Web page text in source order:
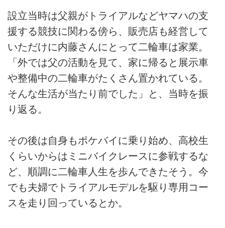
設立当時は父親がトライアルなどヤマハの支
援する競技に関わる傍ら、販売店も経営して
いただけに内藤さんにとって二輪車は家業。
「外では父の活動を見て、家に帰ると展示車
や整備中の二輪車がたくさん置かれている。
そんな生活が当たり前でした」と、当時を振
り返る。
その後は自身もポケバイに乗り始め、高校生
くらいからはミニバイクレースに参戦するな
ど、順調に二輪車人生を歩んできたそう。今
でも夫婦でトライアルモデルを駆り専用コー
スを走り回っているとか。